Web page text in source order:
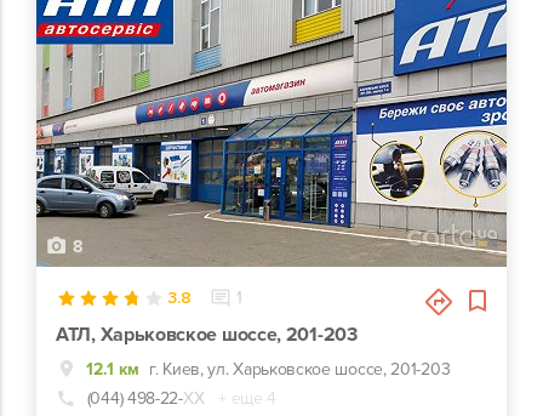
8
3.8 1
АТЛ, Харьковское шоссе, 201-203
12.1 км г. Киев, ул. Харьковское шоссе, 201-203
(044) 498-22-ХХ
+ еще 4